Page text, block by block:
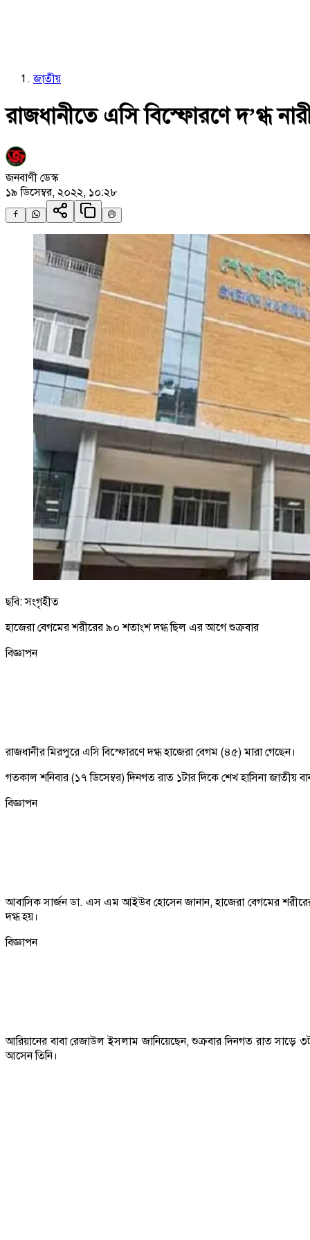
জাতীয়
রাজধানীতে এসি বিস্ফোরণে দ’গ্ধ
জনবাণী ডেস্ক
১৯ ডিসেম্বর, ২০২২, ১০:২৮
ছবি: সংগৃহীত
হাজেরা বেগমের শরীরের ৯০ শতাংশ দগ্ধ ছিল এর আগে শুক্রবার
বিজ্ঞাপন
রাজধানীর মিরপুরে এসি বিস্ফোরণে দগ্ধ হাজেরা বেগম (৪৫) মারা গেছেন।
গতকাল শনিবার (১৭ ডিসেম্বর) দিনগত রাত ১টার দিকে শেখ হাসিনা জাতীয়
বিজ্ঞাপন
আবাসিক সার্জন ডা. এস এম আইউব হোসেন জানান, হাজেরা বেগমের
দগ্ধ হয়।
বিজ্ঞাপন
আরিয়ানের বাবা রেজাউল ইসলাম জানিয়েছেন, শুক্রবার দিনগত রাত সাড়ে
আসেন তিনি।